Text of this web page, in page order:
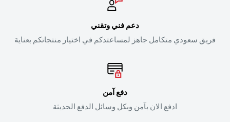
دعم فني وتقني
فريق سعودي متكامل جاهز لمساعتدكم في اختيار منتجاتكم بعناية
دفع آمن
ادفع الان بآمن وبكل وسائل الدفع الحديثة